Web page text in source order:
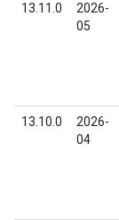
13.11.0
2026-
05
13.10.0
2026-
04